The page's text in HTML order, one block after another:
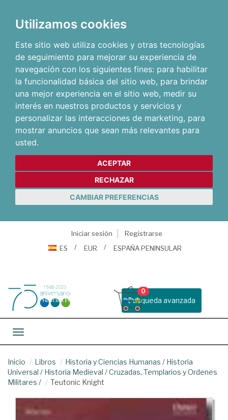
Utilizamos cookies
Este sitio web utiliza cookies y otras tecnologías
de seguimiento para mejorar su experiencia de
navegación con los siguientes fines: para habilitar
la funcionalidad básica del sitio web, para brindar
una mejor experiencia en el sitio web, medir su
interés en nuestros productos y servicios y
personalizar las interacciones de marketing, para
mostrar anuncios que sean más relevantes para
usted.
ACEPTAR
RECHAZAR
CAMBIAR PREFERENCIAS
Iniciar sesión
Registrarse
ES
EUR ESPAÑA PENINSULAR
Busqueda avanzada
0
Toggle navigation
Inicio Libros Historia y Ciencias Humanas / Historia
Universal / Historia Medieval /Cruzadas, Templarios y Ordenes
Militares / Teutonic Knight